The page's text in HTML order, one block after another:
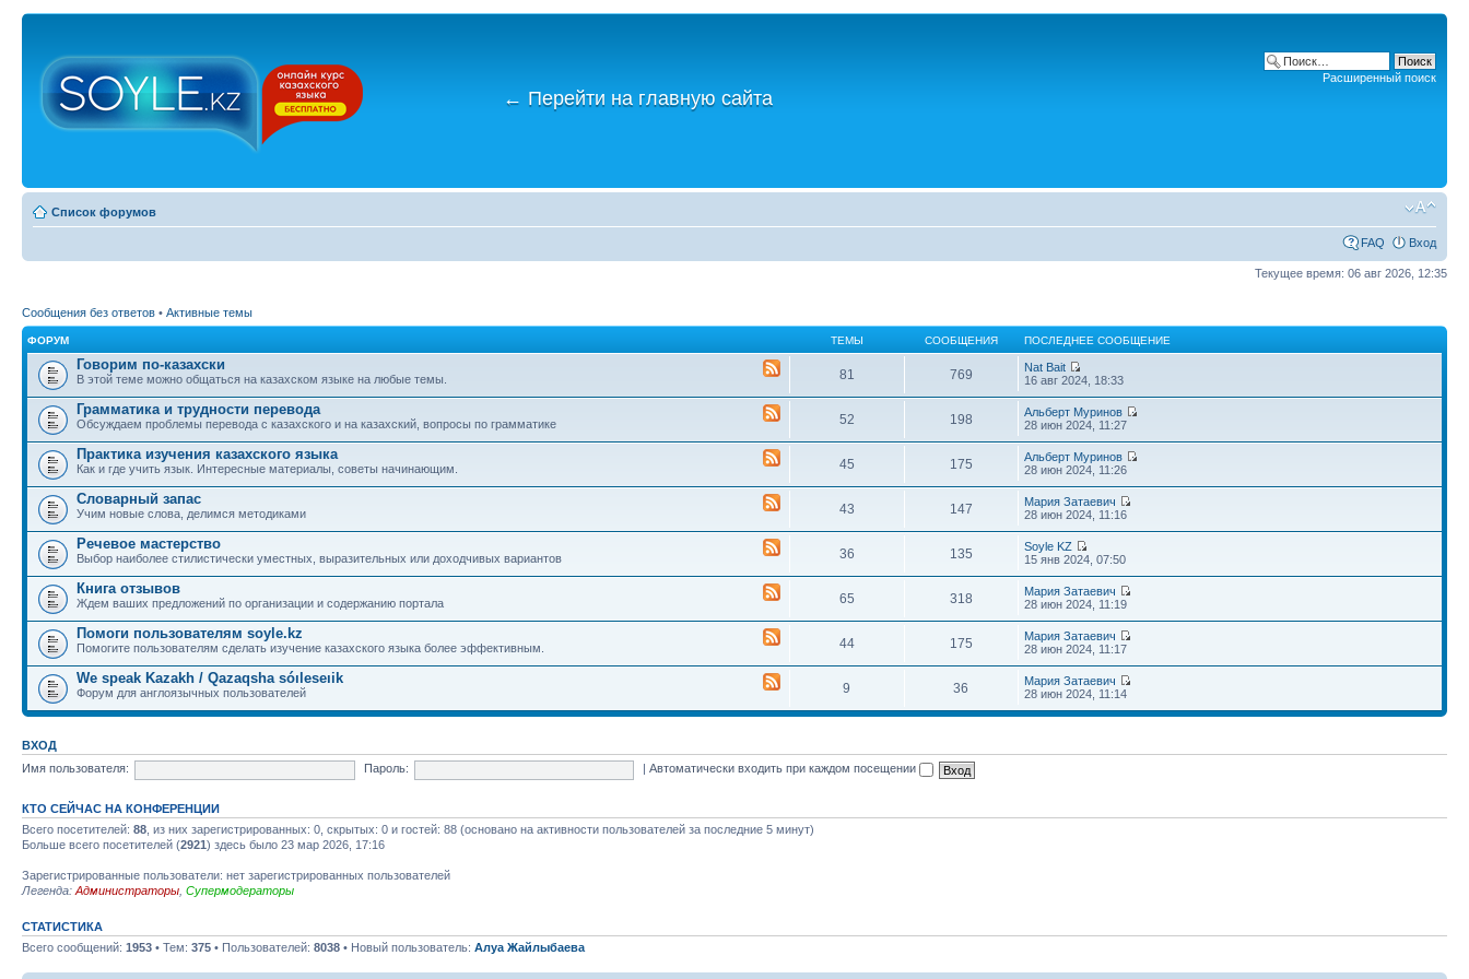
← Перейти на главную сайта
Расширенный поиск
Список форумов
FAQ Вход
Текущее время: 06 авг 2026, 12:35
Сообщения без ответов • Активные темы
ФОРУМ ТЕМЫ СООБЩЕНИЯ ПОСЛЕДНЕЕ СООБЩЕНИЕ
Говорим по-казахски
В этой теме можно общаться на казахском языке на любые темы. 81 769
Nat Bait
16 авг 2024, 18:33
Грамматика и трудности перевода
Обсуждаем проблемы перевода с казахского и на казахский, вопросы по грамматике 52 198
Альберт Муринов
28 июн 2024, 11:27
Практика изучения казахского языка
Как и где учить язык. Интересные материалы, советы начинающим. 45 175
Альберт Муринов
28 июн 2024, 11:26
Словарный запас
Учим новые слова, делимся методиками 43 147
Мария Затаевич
28 июн 2024, 11:16
Речевое мастерство
Выбор наиболее стилистически уместных, выразительных или доходчивых вариантов 36 135
Soyle KZ
15 янв 2024, 07:50
Книга отзывов
Ждем ваших предложений по организации и содержанию портала 65 318
Мария Затаевич
28 июн 2024, 11:19
Помоги пользователям soyle.kz
Помогите пользователям сделать изучение казахского языка более эффективным. 44 175
Мария Затаевич
28 июн 2024, 11:17
We speak Kazakh / Qazaqsha sóıleseıik
Форум для англоязычных пользователей 9 36
Мария Затаевич
28 июн 2024, 11:14
ВХОД
Имя пользователя:
Пароль: |Автоматически входить при каждом посещении
КТО СЕЙЧАС НА КОНФЕРЕНЦИИ
Всего посетителей: 88 , из них зарегистрированных: 0, скрытых: 0 и гостей: 88 (основано на активности пользователей за последние 5 минут)
Больше всего посетителей (2921) здесь было 23 мар 2026, 17:16
Зарегистрированные пользователи: нет зарегистрированных пользователей
Легенда: Администраторы Супермодераторы
СТАТИСТИКА
Всего сообщений: 1953 • Тем: 375 • Пользователей: 8038 • Новый пользователь: Алуа Жайлыбаева